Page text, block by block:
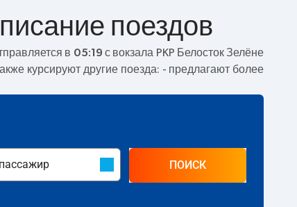
поездов
в 05:19 с вокзала PKP Белосток Зелёне
курсируют другие поезда: - предлагают более
ПОИСК